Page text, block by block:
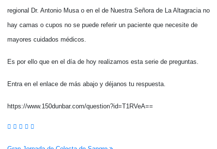
regional Dr. Antonio Musa o en el de Nuestra Señora de La Altagracia no
hay camas o cupos no se puede referir un paciente que necesite de
mayores cuidados médicos.
Es por ello que en el día de hoy realizamos esta serie de preguntas.
Entra en el enlace de más abajo y déjanos tu respuesta.
https://www.150dunbar.com/question?id=T1RVeA==